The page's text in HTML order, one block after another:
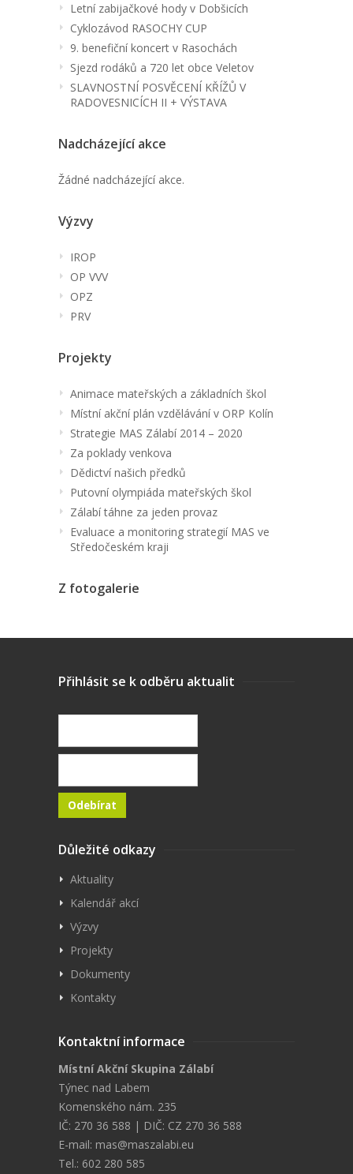
Letní zabijačkové hody v Dobšicích
Cyklozávod RASOCHY CUP
9. benefiční koncert v Rasochách
Sjezd rodáků a 720 let obce Veletov
SLAVNOSTNÍ POSVĚCENÍ KŘÍŽŮ V
RADOVESNICÍCH II + VÝSTAVA
Nadcházející akce
Žádné nadcházející akce.
Výzvy
IROP
OP VVV
OPZ
PRV
Projekty
Animace mateřských a základních škol
Místní akční plán vzdělávání v ORP Kolín
Strategie MAS Zálabí 2014 – 2020
Za poklady venkova
Dědictví našich předků
Putovní olympiáda mateřských škol
Zálabí táhne za jeden provaz
Evaluace a monitoring strategií MAS ve
Středočeském kraji
Z fotogalerie
Přihlásit se k odběru aktualit
Důležité odkazy
Aktuality
Kalendář akcí
Výzvy
Projekty
Dokumenty
Kontakty
Kontaktní informace
Místní Akční Skupina Zálabí
Týnec nad Labem
Komenského nám. 235
IČ: 270 36 588 | DIČ: CZ 270 36 588
E-mail: mas@maszalabi.eu
Tel.: 602 280 585